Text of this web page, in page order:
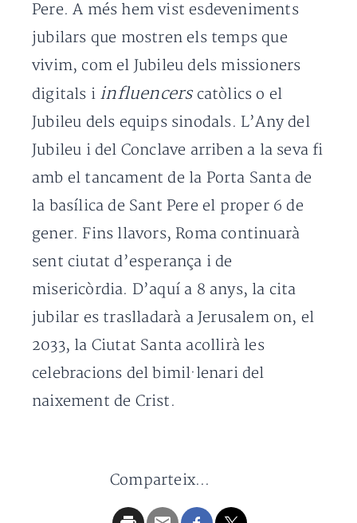
Pere. A més hem vist esdeveniments
jubilars que mostren els temps que
vivim, com el Jubileu dels missioners
digitals i influencerscatòlics o el
Jubileu dels equips sinodals. L’Any del
Jubileu i del Conclave arriben a la seva fi
amb el tancament de la Porta Santa de
la basílica de Sant Pere el proper 6 de
gener. Fins llavors, Roma continuarà
sent ciutat d’esperança i de
misericòrdia. D’aquí a 8 anys, la cita
jubilar es traslladarà a Jerusalem on, el
2033, la Ciutat Santa acollirà les
celebracions del bimil·lenari del
naixement de Crist.
Comparteix...